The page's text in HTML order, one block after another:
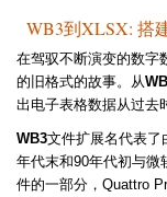
WB3到XLSX: 搭
在驾驭不断演变的数字
的旧格式的故事。从
出电子表格数据从过去
WB3文件扩展名代表了
年代末和90年代初与微
件的一部分，Quattro